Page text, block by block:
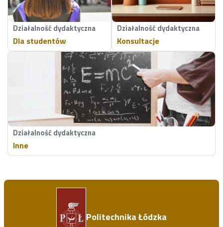
Działalność dydaktyczna
Dla studentów
Działalność dydaktyczna
Konsultacje
Działalność dydaktyczna
Inne
Politechnika Łódzka